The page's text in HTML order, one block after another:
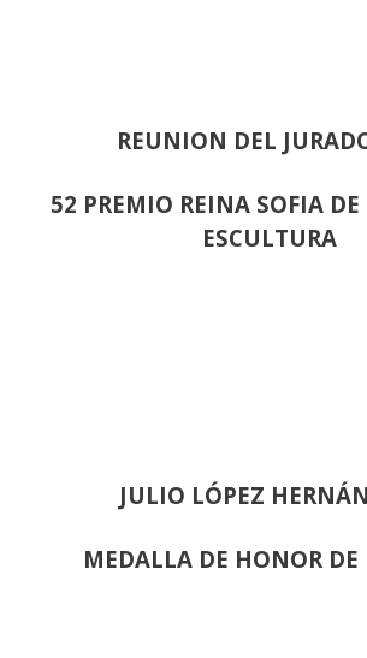
REUNION DEL
52 PREMIO REINA SOFIA
ESCULTURA
JULIO LÓPEZ
MEDALLA DE HONOR DE